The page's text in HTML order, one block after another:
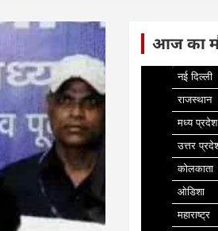
आज का
नई दिल्ली
राजस्थान
मध्य प्रदेश
उत्तर
कोलकाता
ओडिशा
महाराष्ट्र